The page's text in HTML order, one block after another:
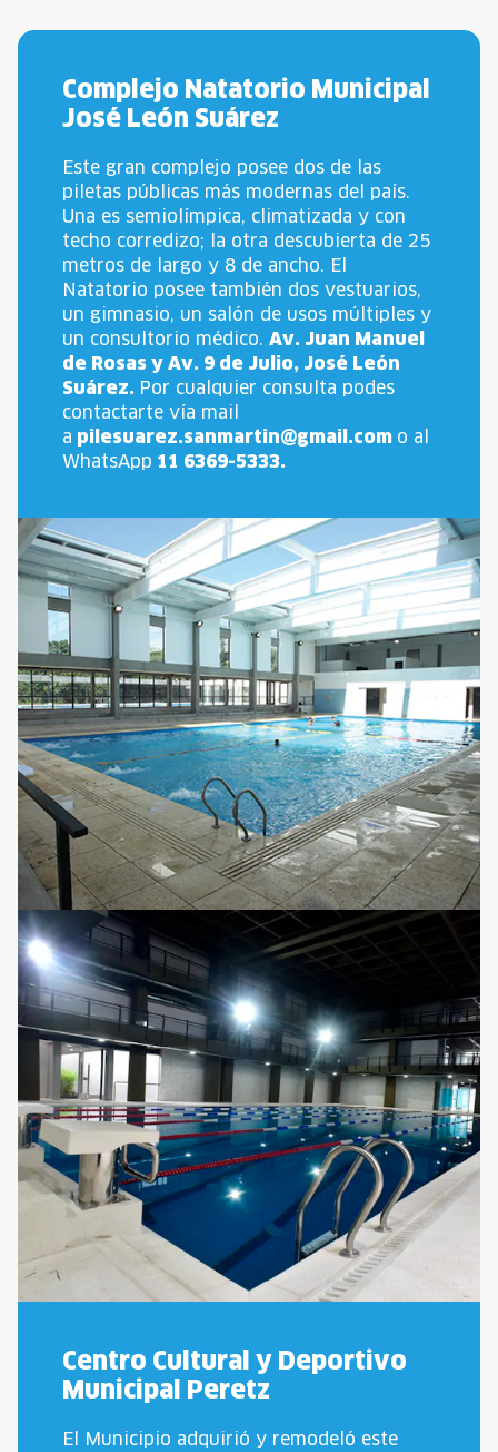
Complejo Natatorio Municipal
José León Suárez
Este gran complejo posee dos de las
piletas públicas más modernas del país.
Una es semiolímpica, climatizada y con
techo corredizo; la otra descubierta de 25
metros de largo y 8 de ancho. El
Natatorio posee también dos vestuarios,
un gimnasio, un salón de usos múltiples y
un consultorio médico. Av. Juan Manuel
de Rosas y Av. 9 de Julio, José León
Suárez. Por cualquier consulta podes
contactarte vía mail
a pilesuarez.sanmartin@gmail.com o al
WhatsApp 11 6369-5333.
Centro Cultural y Deportivo
Municipal Peretz
El Municipio adquirió y remodeló este